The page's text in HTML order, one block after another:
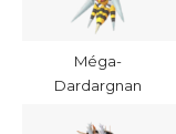
Méga-
Dardargnan